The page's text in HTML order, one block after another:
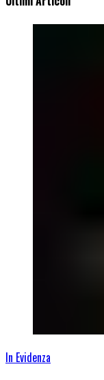
In Evidenza